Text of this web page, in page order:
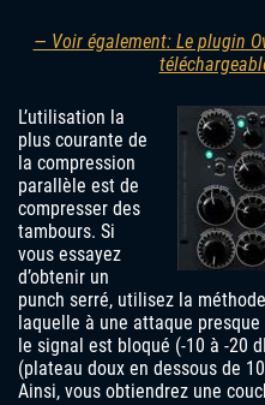
— Voir également: Le plugin
L’utilisation la
plus courante de
la compression
parallèle est de
compresser des
tambours. Si
vous essayez
d’obtenir un
punch serré, utilisez la
laquelle à une attaque
le signal est bloqué (-10 à -20
(plateau doux en dessous de
Ainsi, vous obtiendrez une